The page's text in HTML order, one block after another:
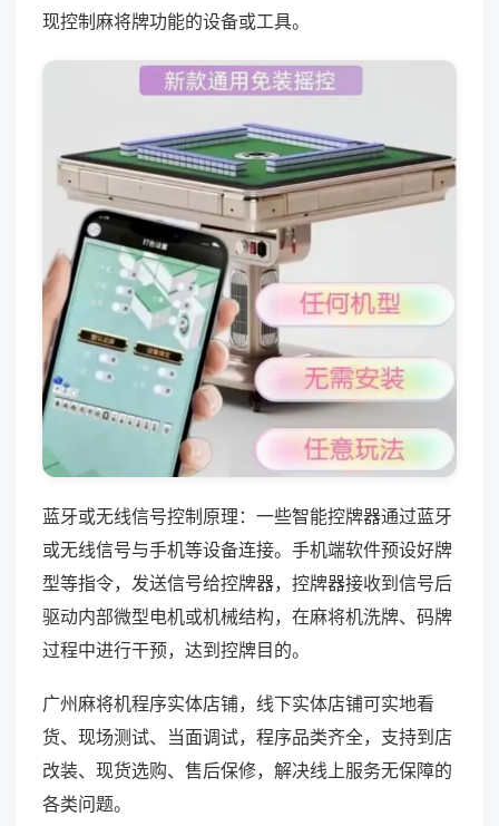
现控制麻将牌功能的设备或工具。
蓝牙或无线信号控制原理：一些智能控牌器通过蓝牙
或无线信号与手机等设备连接。手机端软件预设好牌
型等指令，发送信号给控牌器，控牌器接收到信号后
驱动内部微型电机或机械结构，在麻将机洗牌、码牌
过程中进行干预，达到控牌目的。
广州麻将机程序实体店铺，线下实体店铺可实地看
货、现场测试、当面调试，程序品类齐全，支持到店
改装、现货选购、售后保修，解决线上服务无保障的
各类问题。